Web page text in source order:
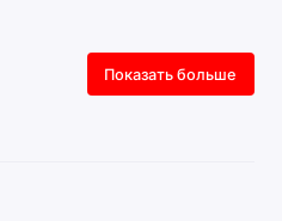
Показать больше